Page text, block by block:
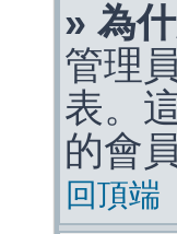
» 為
管理
表。
的會
回頂端